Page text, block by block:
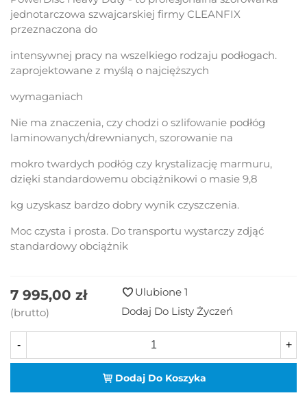
jednotarczowa szwajcarskiej firmy CLEANFIX
przeznaczona do
intensywnej pracy na wszelkiego rodzaju podłogach.
zaprojektowane z myślą o najcięższych
wymaganiach
Nie ma znaczenia, czy chodzi o szlifowanie podłóg
laminowanych/drewnianych, szorowanie na
mokro twardych podłóg czy krystalizację marmuru,
dzięki standardowemu obciążnikowi o masie 9,8
kg uzyskasz bardzo dobry wynik czyszczenia.
Moc czysta i prosta. Do transportu wystarczy zdjąć
standardowy obciążnik
7 995,00 zł
(brutto)
Ulubione 1
Dodaj Do Listy Życzeń
- +
Dodaj Do Koszyka